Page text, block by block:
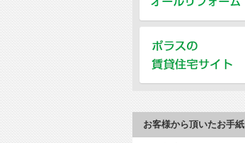
お客様から頂いたお手紙